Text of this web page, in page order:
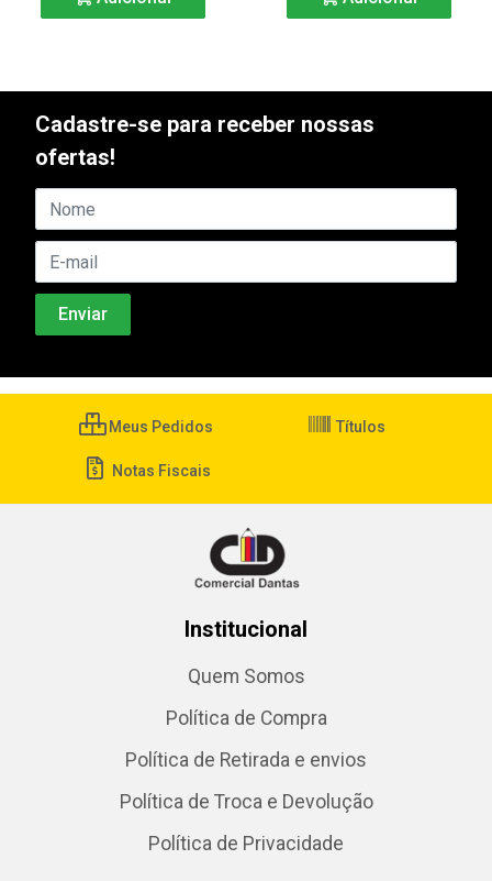
Cadastre-se para receber nossas
ofertas!
Meus Pedidos Títulos
Notas Fiscais
Institucional
Quem Somos
Política de Compra
Política de Retirada e envios
Política de Troca e Devolução
Política de Privacidade